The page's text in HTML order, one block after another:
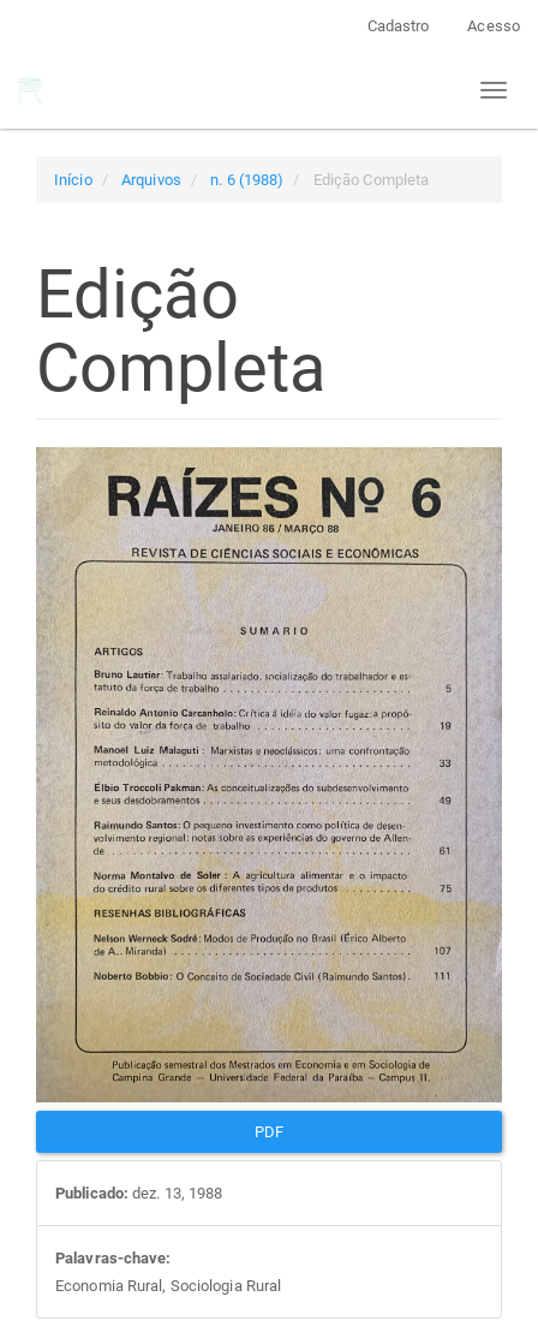
Cadastro Acesso
Toggle
Início Arquivos n. 6 (1988) Edição Completa
Edição
Completa
Barra
lateral
de
artigos
PDF
Publicado: dez. 13, 1988
Palavras-chave:
Economia Rural, Sociologia Rural